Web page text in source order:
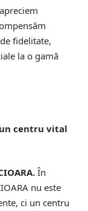
fidelitate,
la o gamă
un centru vital
În
nu este
ci un centru